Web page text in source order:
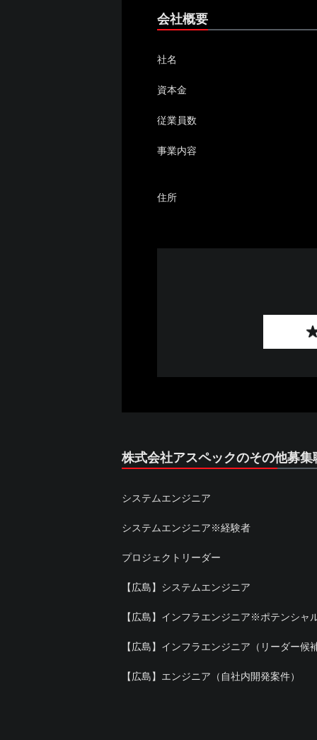
会社概要
社名
資本金
従業員数
事業内容
住所
株式会社アスペックのその他募集
システムエンジニア
システムエンジニア※経験者
プロジェクトリーダー
【広島】システムエンジニア
【広島】インフラエンジニア※ポテンシャ
【広島】インフラエンジニア（リーダー候
【広島】エンジニア（自社内開発案件）